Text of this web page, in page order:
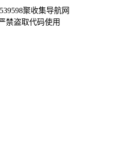
聚收集导航网
禁盗取代码使用